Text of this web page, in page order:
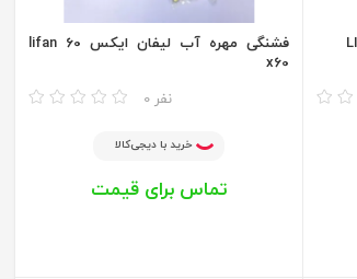
فشنگی مهره آب لیفان ایکس 60 lifan
x60
0 نفر
خرید با دیجی‌کالا
تماس برای قیمت